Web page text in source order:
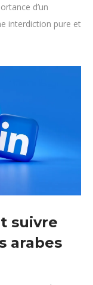
d’un
interdiction pure et
suivre
arabes